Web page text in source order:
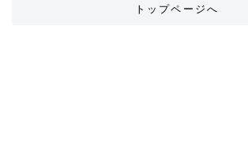
トップページへ